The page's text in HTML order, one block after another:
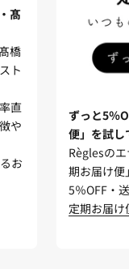
髙
橋
ト
直
や
お
ずっと5％
便」を試し
Règlesの
期お届け便
5％OFF・
定期お届